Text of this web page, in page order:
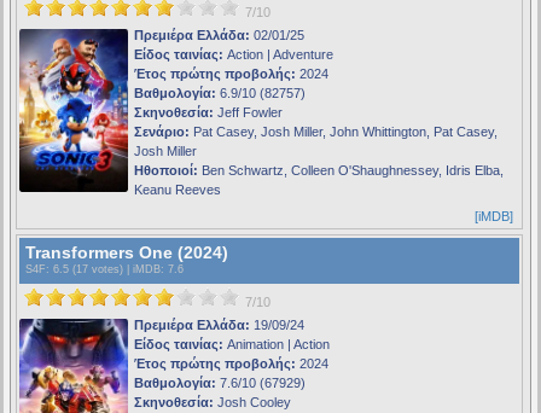
7/10
Πρεμιέρα Ελλάδα: 02/01/25
Είδος ταινίας: Action | Adventure
Έτος πρώτης προβολής: 2024
Βαθμολογία: 6.9/10 (82757)
Σκηνοθεσία: Jeff Fowler
Σενάριο: Pat Casey, Josh Miller, John Whittington, Pat Casey,
Josh Miller
Ηθοποιοί: Ben Schwartz, Colleen O'Shaughnessey, Idris Elba,
Keanu Reeves
[iMDB]
Transformers One (2024)
S4F : 6.5 (17 votes) | iMDB: 7.6
7/10
Πρεμιέρα Ελλάδα: 19/09/24
Είδος ταινίας: Animation | Action
Έτος πρώτης προβολής: 2024
Βαθμολογία: 7.6/10 (67929)
Σκηνοθεσία: Josh Cooley